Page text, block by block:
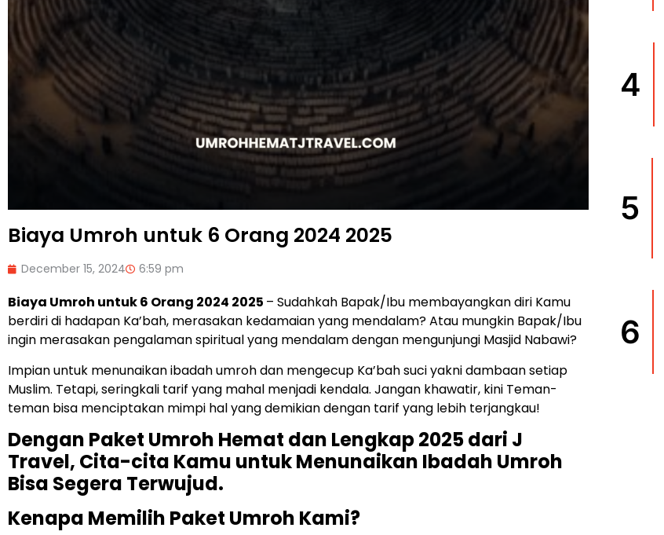
Biaya Umroh untuk 6 Orang 2024 2025
December 15, 2024 6:59 pm
Biaya Umroh untuk 6 Orang 2024 2025 – Sudahkah Bapak/Ibu membayangkan diri Kamu
berdiri di hadapan Ka’bah, merasakan kedamaian yang mendalam? Atau mungkin Bapak/Ibu
ingin merasakan pengalaman spiritual yang mendalam dengan mengunjungi Masjid Nabawi?
Impian untuk menunaikan ibadah umroh dan mengecup Ka’bah suci yakni dambaan setiap
Muslim. Tetapi, seringkali tarif yang mahal menjadi kendala. Jangan khawatir, kini Teman-
teman bisa menciptakan mimpi hal yang demikian dengan tarif yang lebih terjangkau!
Dengan Paket Umroh Hemat dan Lengkap 2025 dari J
Travel, Cita-cita Kamu untuk Menunaikan Ibadah Umroh
Bisa Segera Terwujud.
Kenapa Memilih Paket Umroh Kami?